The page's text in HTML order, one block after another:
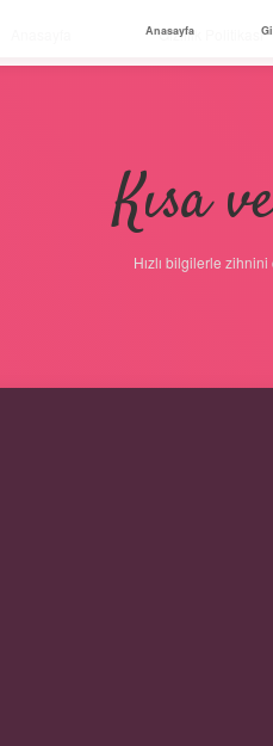
Gizlilik Politikası
Kısa
Hızlı bilgilerle zihnini
Anasayfa